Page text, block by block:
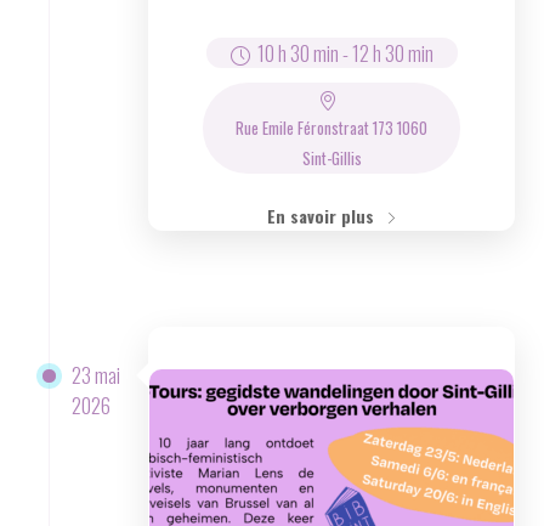
10 h 30 min-12 h 30 min
Rue Emile Féronstraat 173 1060
Sint-Gillis
En savoir plus
23 mai
2026